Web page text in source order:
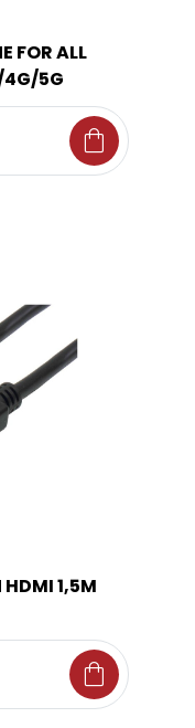
FOR ALL
4G/5G
shopping_bag
HDMI 1,5M
shopping_bag